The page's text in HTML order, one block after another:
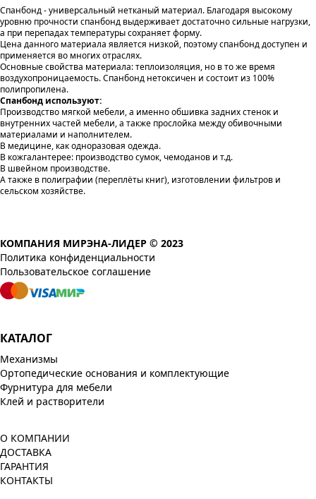
Спанбонд - универсальный нетканый материал. Благодаря высокому
уровню прочности спанбонд выдерживает достаточно сильные нагрузки,
а при перепадах температуры сохраняет форму.
Цена данного материала является низкой, поэтому спанбонд доступен и
применяется во многих отраслях.
Основные свойства материала: теплоизоляция, но в то же время
воздухопроницаемость. Спанбонд нетоксичен и состоит из 100%
полипропилена.
Спанбонд используют:
Производство мягкой мебели, а именно обшивка задних стенок и
внутренних частей мебели, а также прослойка между обивочными
материалами и наполнителем.
В медицине, как одноразовая одежда.
В кожгалантерее: производство сумок, чемоданов и т.д.
В швейном производстве.
А также в полиграфии (переплёты книг), изготовлении фильтров и
сельском хозяйстве.
КОМПАНИЯ МИРЭНА-ЛИДЕР © 2023
Политика конфиденциальности
Пользовательское соглашение
КАТАЛОГ
Механизмы
Ортопедические основания и комплектующие
Фурнитура для мебели
Клей и растворители
О КОМПАНИИ
ДОСТАВКА
ГАРАНТИЯ
КОНТАКТЫ